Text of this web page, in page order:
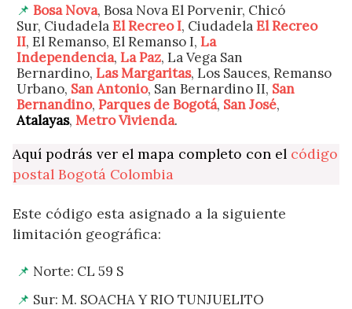
Bosa Nova, Bosa Nova El Porvenir, Chicó
Sur, CiudadelaEl Recreo I, CiudadelaEl Recreo
II, El Remanso, El Remanso I, La
Independencia, La Paz, La Vega San
Bernardino, Las Margaritas, Los Sauces, Remanso
Urbano, San Antonio, San Bernardino II, San
Bernandino, Parques de Bogotá, San José,
Atalayas, Metro Vivienda.
Aquí podrás ver el mapa completo con el código
postal Bogotá Colombia
Este código esta asignado a la siguiente
limitación geográfica:
Norte: CL 59 S
Sur: M. SOACHA Y RIO TUNJUELITO